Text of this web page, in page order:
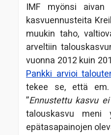
IMF myönsi
kasvuennusteita
muukin taho,
arveltiin
vuonna 2012 kuin
Pankki arvioi
tekee se, että em.
”Ennustettu kasvu
talouskasvu meni
epätasapainojen